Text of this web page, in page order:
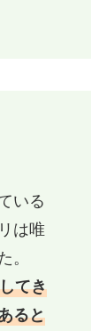
いる
は唯
。
てき
ると